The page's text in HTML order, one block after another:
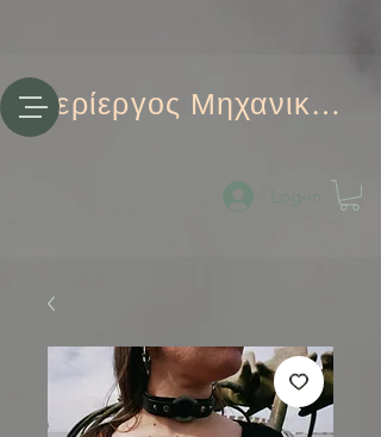
Περίεργος Μηχανικός
Log-in